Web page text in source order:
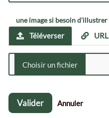
une image si besoin d'illustrer
Téléverser URL
Valider Annuler